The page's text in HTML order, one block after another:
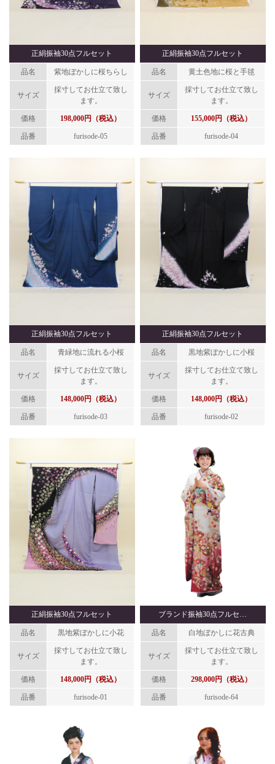
正絹振袖30点フルセット
品名 紫地ぼかしに桜ちらし
サイズ
採寸してお仕立て致し
ます。
価格 198,000円（税込）
品番 furisode-05
正絹振袖30点フルセット
品名 黄土色地に桜と手毬
サイズ
採寸してお仕立て致し
ます。
価格 155,000円（税込）
品番 furisode-04
正絹振袖30点フルセット
品名 青緑地に流れる小桜
サイズ
採寸してお仕立て致し
ます。
価格 148,000円（税込）
品番 furisode-03
正絹振袖30点フルセット
品名 黒地紫ぼかしに小桜
サイズ
採寸してお仕立て致し
ます。
価格 148,000円（税込）
品番 furisode-02
正絹振袖30点フルセット
品名 黒地紫ぼかしに小花
サイズ
採寸してお仕立て致し
ます。
価格 148,000円（税込）
品番 furisode-01
ブランド振袖30点フルセ…
品名 白地ぼかしに花古典
サイズ
採寸してお仕立て致し
ます。
価格 298,000円（税込）
品番 furisode-64